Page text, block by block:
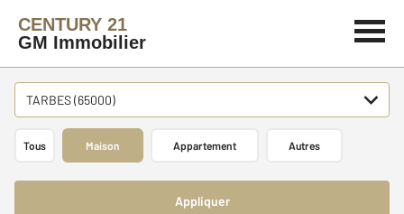
CENTURY 21
GM Immobilier
TARBES (65000)
Tous Maison Appartement Autres
Appliquer